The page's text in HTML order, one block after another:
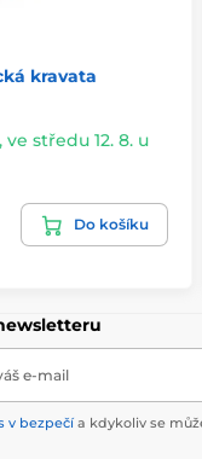
kravata
, ve středu 12. 8. u
Do košíku
e-mail
v bezpečí a kdykoliv se